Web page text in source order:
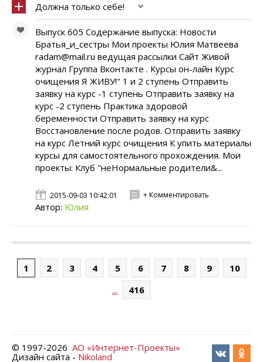
Должна только себе!
Выпуск 605 Содержание выпуска: Новости
Братья_и_сестры Мои проекты Юлия Матвеева
radam@mail.ru ведущая рассылки Сайт Живой
журнал Группа Вконтакте . Курсы он-лайн Курс
очищения Я ЖИВУ!" 1 и 2 ступень Отправить
заявку на курс -1 ступень Отправить заявку на
курс -2 ступень Практика здоровой
беременности Отправить заявку на курс
Восстановление после родов. Отправить заявку
на курс Летний курс очищения К упить материалы
курсы для самостоятельного прохождения. Мои
проекты: Клуб "неНормальные родители&...
2015-09-03 10:42:01 + Комментировать
Автор: Юлия
1 2 3 4 5 6 7 8 9
10
...
416
© 1997-2026 АО «Интернет-Проекты»
Дизайн сайта - Nikoland